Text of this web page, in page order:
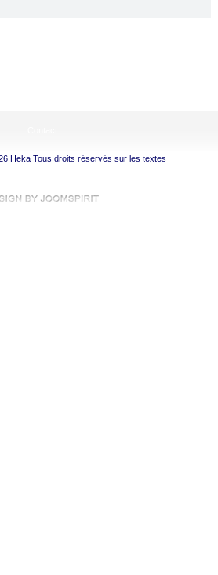
Heka Tous droits réservés sur les textes